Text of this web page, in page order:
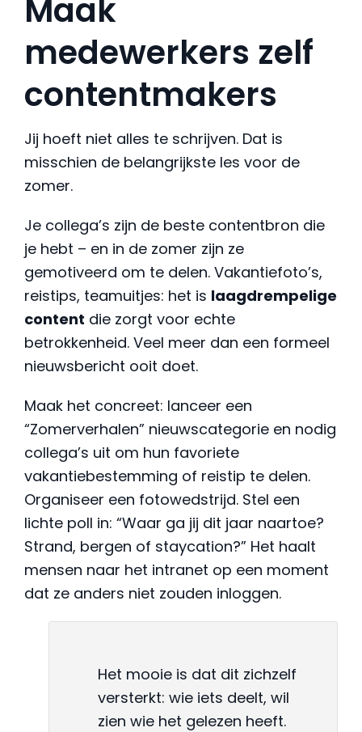
Maak
medewerkers zelf
contentmakers
Jij hoeft niet alles te schrijven. Dat is
misschien de belangrijkste les voor de
zomer.
Je collega’s zijn de beste contentbron die
je hebt – en in de zomer zijn ze
gemotiveerd om te delen. Vakantiefoto’s,
reistips, teamuitjes: het is laagdrempelige
content die zorgt voor echte
betrokkenheid. Veel meer dan een formeel
nieuwsbericht ooit doet.
Maak het concreet: lanceer een
“Zomerverhalen” nieuwscategorie en nodig
collega’s uit om hun favoriete
vakantiebestemming of reistip te delen.
Organiseer een fotowedstrijd. Stel een
lichte poll in: “Waar ga jij dit jaar naartoe?
Strand, bergen of staycation?” Het haalt
mensen naar het intranet op een moment
dat ze anders niet zouden inloggen.
Het mooie is dat dit zichzelf
versterkt: wie iets deelt, wil
zien wie het gelezen heeft.